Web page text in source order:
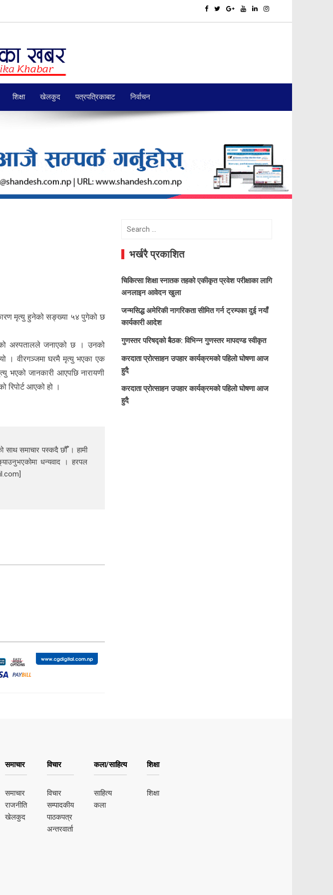
शिक्षा खेलकुद पत्रपत्रिकाबाट निर्वाचन
मृत्यु हुनेको सङ्ख्या ५४ पुगेको छ
अस्पतालले जनाएको छ । उनको
। वीरगञ्जमा घरमै मृत्यु भएका एक
भएको जानकारी आएपछि नारायणी
रिपोर्ट आएको हो ।
साथ समाचार पस्कदै छौँँ । हामी
धन्यवाद । हरपल
Search
भर्खरै प्रकाशित
चिकित्सा शिक्षा स्नातक तहको एकीकृत प्रवेश परीक्षाका लागि
अनलाइन आवेदन खुला
जन्मसिद्ध अमेरिकी नागरिकता सीमित गर्न ट्रम्पका दुई नयाँ
कार्यकारी आदेश
गुणस्तर परिषद्को बैठक: विभिन्न गुणस्तर मापदण्ड स्वीकृत
करदाता प्रोत्साहन उपहार कार्यक्रमको पहिलो घोषणा आज
हुदै
करदाता प्रोत्साहन उपहार कार्यक्रमको पहिलो घोषणा आज
हुदै
समाचार
समाचार
राजनीति
खेलकुद
विचार
विचार
सम्पादकीय
पाठकपत्र
अन्तरवार्ता
कला/साहित्य
साहित्य
कला
शिक्षा
शिक्षा